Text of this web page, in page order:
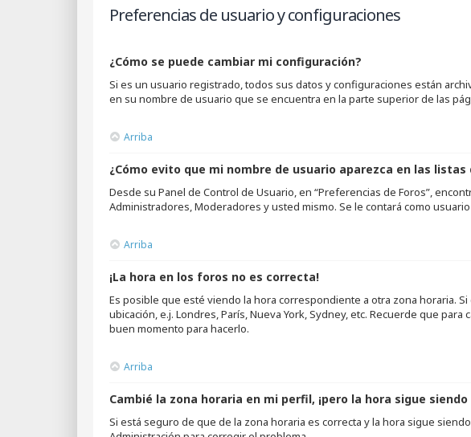
Preferencias de usuario y configuraciones
¿Cómo se puede cambiar mi configuración?
Si es un usuario registrado, todos sus datos y configuraciones están
en su nombre de usuario que se encuentra en la parte superior de las
Arriba
¿Cómo evito que mi nombre de usuario aparezca en las
Desde su Panel de Control de Usuario, en “Preferencias de Foros”,
Administradores, Moderadores y usted mismo. Se le contará como
Arriba
¡La hora en los foros no es correcta!
Es posible que esté viendo la hora correspondiente a otra zona horaria.
ubicación, e.j. Londres, París, Nueva York, Sydney, etc. Recuerde que
buen momento para hacerlo.
Arriba
Cambié la zona horaria en mi perfil, ¡pero la hora sigue
Si está seguro de que de la zona horaria es correcta y la hora sigue